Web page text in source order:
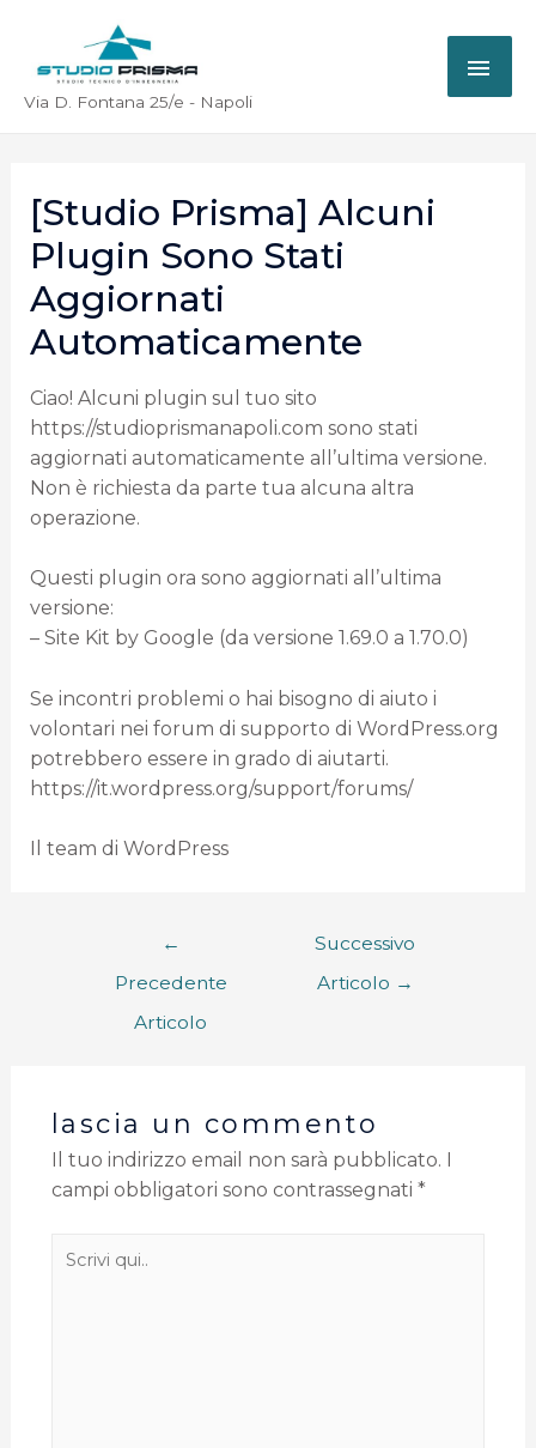
Via D. Fontana 25/e - Napoli
[Studio Prisma] Alcuni
Plugin Sono Stati
Aggiornati
Automaticamente
Ciao! Alcuni plugin sul tuo sito
https://studioprismanapoli.com sono stati
aggiornati automaticamente all’ultima versione.
Non è richiesta da parte tua alcuna altra
operazione.
Questi plugin ora sono aggiornati all’ultima
versione:
– Site Kit by Google (da versione 1.69.0 a 1.70.0)
Se incontri problemi o hai bisogno di aiuto i
volontari nei forum di supporto di WordPress.org
potrebbero essere in grado di aiutarti.
https://it.wordpress.org/support/forums/
Il team di WordPress
←
Precedente
Articolo
Successivo
Articolo →
lascia un commento
Il tuo indirizzo email non sarà pubblicato.
campi obbligatori sono contrassegnati *